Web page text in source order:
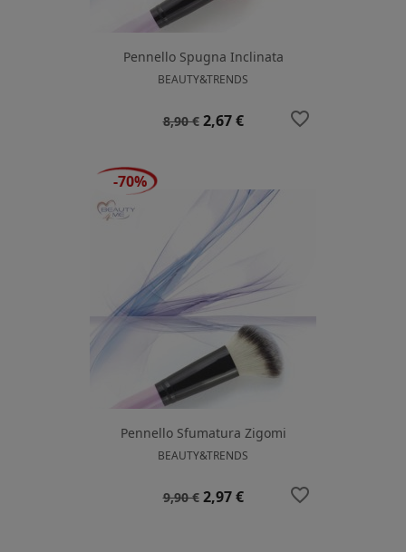
Pennello Spugna Inclinata
BEAUTY&TRENDS
Prezzo
8,90 € Prezzo
2,67 € favorite_border
Pennello Sfumatura Zigomi
BEAUTY&TRENDS
Prezzo
9,90 € Prezzo
2,97 €
-70%
favorite_border